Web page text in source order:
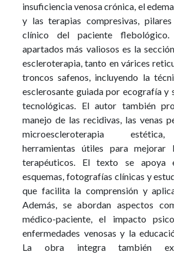
insuficiencia venosa crónica, el
y las terapias compresivas,
clínico del paciente
apartados más valiosos es la
escleroterapia, tanto en várices
troncos safenos, incluyendo la
esclerosante guiada por ecografía y
tecnológicas. El autor también
manejo de las recidivas, las venas
microescleroterapia
herramientas útiles para mejorar
terapéuticos. El texto se apoya
esquemas, fotografías clínicas y
que facilita la comprensión y
Además, se abordan aspectos
médico-paciente, el impacto
enfermedades venosas y la
La obra integra también